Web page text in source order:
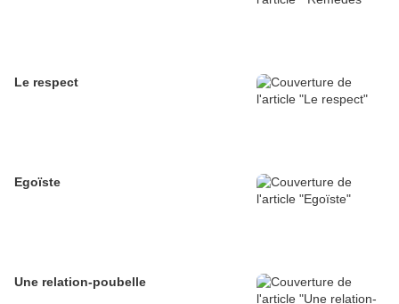
Le respect
Egoïste
Une relation-poubelle